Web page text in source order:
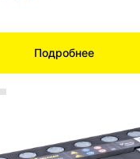
Подробнее